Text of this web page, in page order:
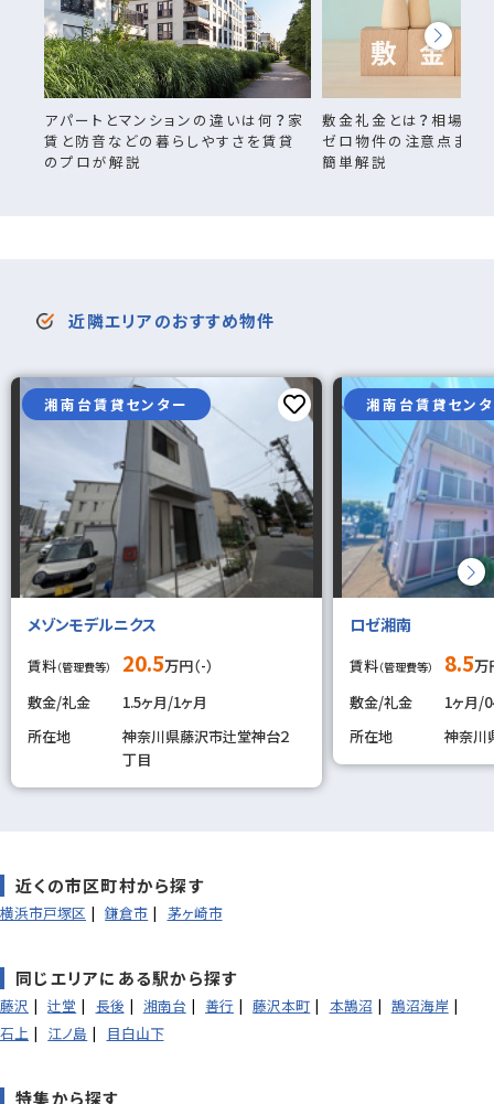
アパートとマンションの違いは何？家
賃と防音などの暮らしやすさを賃貸
のプロが解説
敷金礼金とは？相場・返
ゼロ物件の注意点まで
簡単解説
近隣エリアのおすすめ物件
湘南台賃貸センター
メゾンモデルニクス
賃料（管理費等） 20.5万円（-）
敷金/礼金
1.5ヶ月/1ヶ月
所在地
神奈川県藤沢市辻堂神台２
丁目
湘南台賃貸セン
ロゼ湘南
賃料（管理費等） 8.5万
敷金/礼金
1ヶ月/
所在地
神奈川
近くの市区町村から探す
横浜市戸塚区 鎌倉市 茅ヶ崎市
同じエリアにある駅から探す
藤沢 辻堂 長後 湘南台 善行 藤沢本町 本鵠沼
鵠沼海岸
石上
江ノ島 目白山下
特集から探す